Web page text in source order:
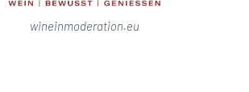
wineinmoderation.eu